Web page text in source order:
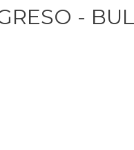
-